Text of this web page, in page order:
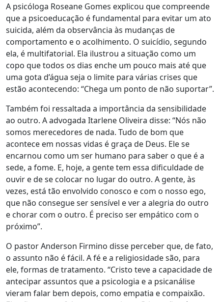
A psicóloga Roseane Gomes explicou que compreende
que a psicoeducação é fundamental para evitar um ato
suicida, além da observância às mudanças de
comportamento e o acolhimento. O suicídio, segundo
ela, é multifatorial. Ela ilustrou a situação como um
copo que todos os dias enche um pouco mais até que
uma gota d’água seja o limite para várias crises que
estão acontecendo: “Chega um ponto de não suportar”.
Também foi ressaltada a importância da sensibilidade
ao outro. A advogada Itarlene Oliveira disse: “Nós não
somos merecedores de nada. Tudo de bom que
acontece em nossas vidas é graça de Deus. Ele se
encarnou como um ser humano para saber o que é a
sede, a fome. E, hoje, a gente tem essa dificuldade de
ouvir e de se colocar no lugar do outro. A gente, às
vezes, está tão envolvido conosco e com o nosso ego,
que não consegue ser sensível e ver a alegria do outro
e chorar com o outro. É preciso ser empático com o
próximo”.
O pastor Anderson Firmino disse perceber que, de fato,
o assunto não é fácil. A fé e a religiosidade são, para
ele, formas de tratamento. “Cristo teve a capacidade de
antecipar assuntos que a psicologia e a psicanálise
vieram falar bem depois, como empatia e compaixão.